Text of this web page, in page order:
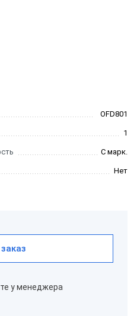
OFD801
1
С марк.
Нет
у менеджера